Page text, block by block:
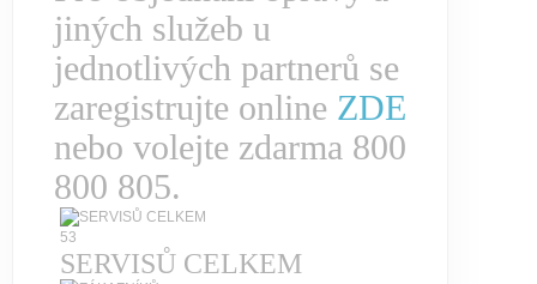
jiných služeb u
jednotlivých partnerů se
zaregistrujte online ZDE
nebo volejte zdarma 800
800 805.
53
SERVISŮ CELKEM